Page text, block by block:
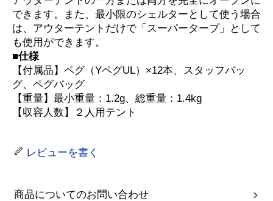
できます。また、最小限のシェルターとして使う場合
は、アウターテントだけで「スーパータープ」として
も使用ができます。
■仕様
【付属品】ペグ（YペグUL）×12本、スタッフバッ
グ、ペグバッグ
【重量】最小重量：1.2g、総重量：1.4kg
【収容人数】２人用テント
レビューを書く
商品についてのお問い合わせ